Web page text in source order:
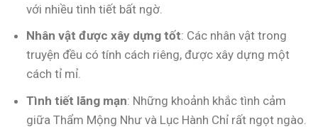
với nhiều tình tiết bất ngờ.
Nhân vật được xây dựng tốt: Các nhân vật trong
truyện đều có tính cách riêng, được xây dựng một
cách tỉ mỉ.
Tình tiết lãng mạn: Những khoảnh khắc tình cảm
giữa Thẩm Mộng Như và Lục Hành Chỉ rất ngọt ngào.